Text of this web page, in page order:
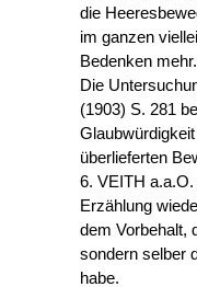
die
im ganzen
Bedenken mehr.
Die
(1903) S. 281
überlieferten
6. VEITH
Erzählung
dem Vorbehalt,
sondern selber
habe.